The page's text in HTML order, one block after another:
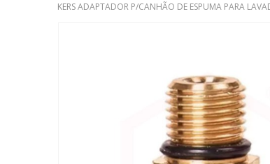
KERS ADAPTADOR P/CANHÃO DE ESPUMA PARA